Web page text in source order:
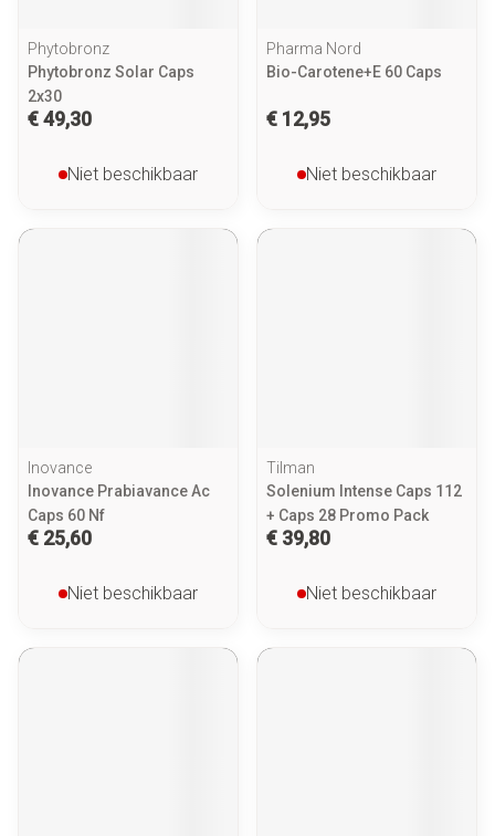
Phytobronz
Phytobronz Solar Caps
2x30
€ 49,30
Niet beschikbaar
Pharma Nord
Bio-Carotene+E 60 Caps
€ 12,95
Niet beschikbaar
Inovance
Inovance Prabiavance Ac
Caps 60 Nf
€ 25,60
Niet beschikbaar
Tilman
Solenium Intense Caps 112
+ Caps 28 Promo Pack
€ 39,80
Niet beschikbaar